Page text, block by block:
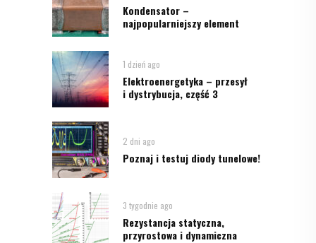
Kondensator –
najpopularniejszy element
1 dzień ago
Elektroenergetyka – przesył
i dystrybucja, część 3
2 dni ago
Poznaj i testuj diody tunelowe!
3 tygodnie ago
Rezystancja statyczna,
przyrostowa i dynamiczna